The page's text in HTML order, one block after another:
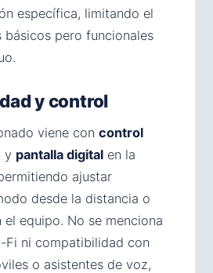
específica, limitando el
básicos pero funcionales
y control
viene con control
y pantalla digital en la
ajustar
desde la distancia o
el equipo. No se menciona
Fi ni compatibilidad con
o asistentes de voz,